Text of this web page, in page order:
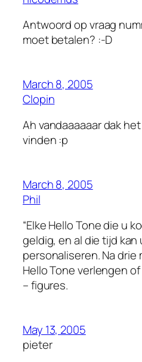
Antwoord op vraag
moet betalen? :-D
March 8, 2005
Clopin
Ah vandaaaaaar dak
vinden :p
March 8, 2005
Phil
“Elke Hello Tone die u
geldig, en al die tijd kan
personaliseren. Na drie
Hello Tone verlengen
– figures.
May 13, 2005
pieter